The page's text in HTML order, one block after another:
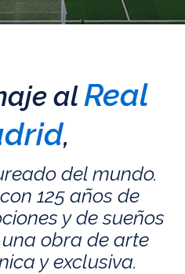
alReal
,
del mundo.
125 años de
y de sueños
obra de arte
y exclusiva.